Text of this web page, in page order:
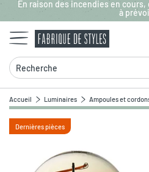
Aller au contenu principal
En raison des incendies en
à
Recherche
Accueil Luminaires Ampoules et
Dernières pièces